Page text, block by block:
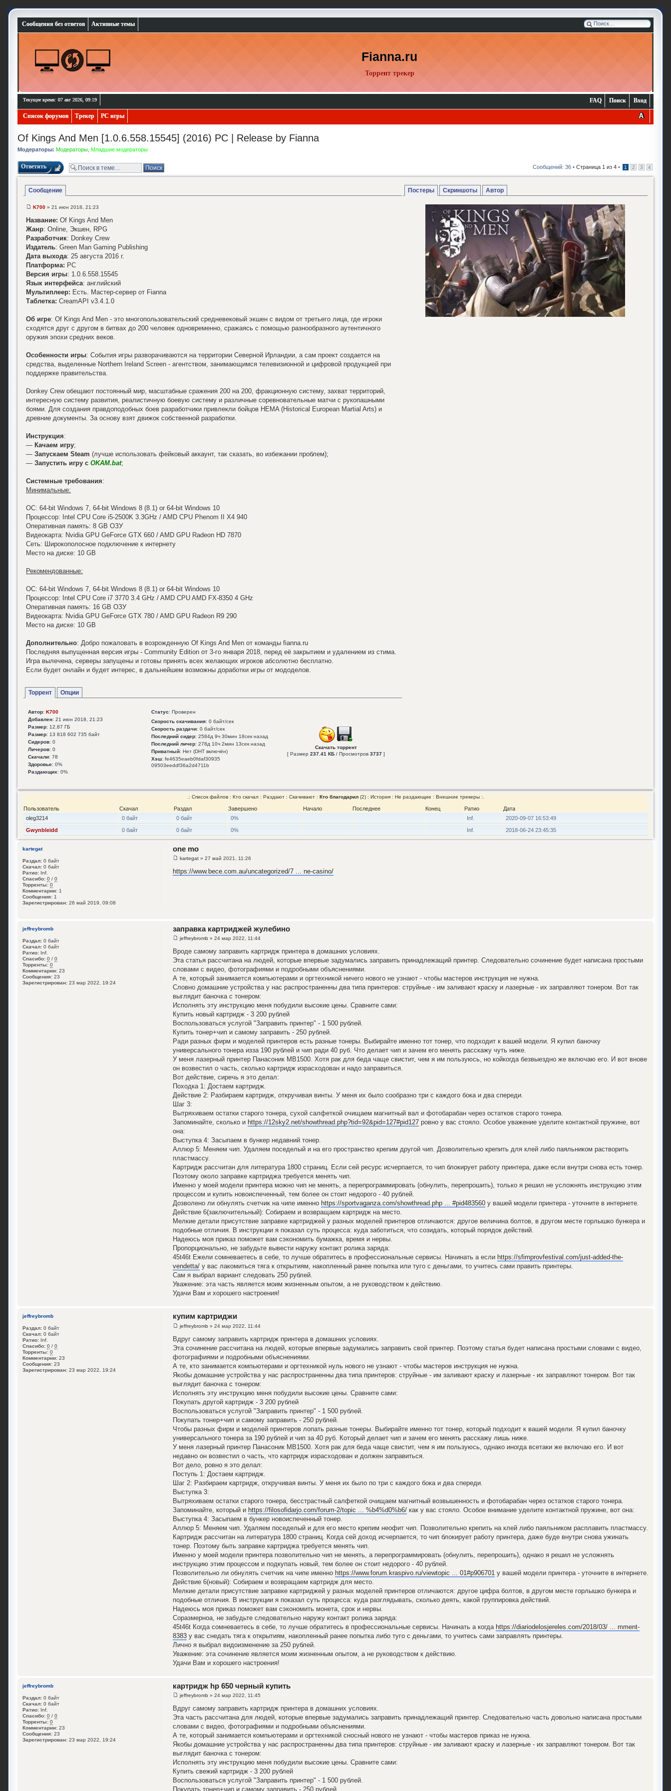
Сообщения без ответов Активные темы
Fianna.ru
Торрент трекер
Текущее время: 07 авг 2026, 09:19 Вход
Поиск
FAQ
Список форумов Трекер PC игры
Of Kings And Men [1.0.6.558.15545] (2016) PC | Release by Fianna
Модераторы: Модераторы, Младшие модераторы
Ответить Сообщений: 36 • Страница 1 из 4 • 1 2 3 4
Сообщение
K700 » 21 июн 2018, 21:23
Название: Of Kings And Men
Жанр: Online, Экшен, RPG
Разработчик: Donkey Crew
Издатель: Green Man Gaming Publishing
Дата выхода: 25 августа 2016 г.
Платформа: PC
Версия игры: 1.0.6.558.15545
Язык интерфейса: английский
Мультиплеер: Есть. Мастер-сервер от Fianna
Таблетка: CreamAPI v3.4.1.0
Об игре: Of Kings And Men - это многопользовательский средневековый экшен с видом от третьего лица, где игроки
сходятся друг с другом в битвах до 200 человек одновременно, сражаясь с помощью разнообразного аутентичного
оружия эпохи средних веков.
Особенности игры: События игры разворачиваются на территории Северной Ирландии, а сам проект создается на
средства, выделенные Northern Ireland Screen - агентством, занимающимся телевизионной и цифровой продукцией при
поддержке правительства.
Donkey Crew обещают постоянный мир, масштабные сражения 200 на 200, фракционную систему, захват территорий,
интересную систему развития, реалистичную боевую систему и различные соревновательные матчи с рукопашными
боями. Для создания правдоподобных боев разработчики привлекли бойцов HEMA (Historical European Martial Arts) и
древние документы. За основу взят движок собственной разработки.
Инструкция:
— Качаем игру;
— Запускаем Steam (лучше использовать фейковый аккаунт, так сказать, во избежании проблем);
— Запустить игру с OKAM.bat;
Системные требования:
Минимальные:
ОС: 64-bit Windows 7, 64-bit Windows 8 (8.1) or 64-bit Windows 10
Процессор: Intel CPU Core i5-2500K 3.3GHz / AMD CPU Phenom II X4 940
Оперативная память: 8 GB ОЗУ
Видеокарта: Nvidia GPU GeForce GTX 660 / AMD GPU Radeon HD 7870
Сеть: Широкополосное подключение к интернету
Место на диске: 10 GB
Рекомендованные:
ОС: 64-bit Windows 7, 64-bit Windows 8 (8.1) or 64-bit Windows 10
Процессор: Intel CPU Core i7 3770 3.4 GHz / AMD CPU AMD FX-8350 4 GHz
Оперативная память: 16 GB ОЗУ
Видеокарта: Nvidia GPU GeForce GTX 780 / AMD GPU Radeon R9 290
Место на диске: 10 GB
Дополнительно: Добро пожаловать в возрожденную Of Kings And Men от команды fianna.ru
Последняя выпущенная версия игры - Community Edition от 3-го января 2018, перед её закрытием и удалением из стима.
Игра вылечена, серверы запущены и готовы принять всех желающих игроков абсолютно бесплатно.
Если будет онлайн и будет интерес, в дальнейшем возможны доработки игры от мододелов.
Постеры Скриншоты Автор
Торрент Опции
Автор: K700
Добавлен: 21 июн 2018, 21:23
Размер: 12.87 ГБ
Размер: 13 818 602 735 байт
Сидеров: 0
Личеров: 0
Скачали: 78
Здоровье: 0%
Раздающих: 0%
Статус: Проверен
Скорость скачивания: 0 байт/сек
Скорость раздачи: 0 байт/сек
Последний сидер: 2584д 9ч 30мин 18сек назад
Последний личер: 278д 10ч 2мин 13сек назад
Приватный: Нет (DHT включён)
Хэш: fe4635eaeb0fdaf30935
09503eeddf36a2d4711b
Скачать торрент
[ Размер 237.41 КБ/ Просмотров 3737]
.: Список файлов: Кто скачал: Раздают: Скачивают: Кто благодарил(2) : История: Не раздающие : Внешние трекеры:.
Пользователь Скачал Раздал Завершено Начало Последнее Конец Ратио
Дата
oleg3214
0 байт 0 байт 0% Inf.
2020-09-07 16:53:49
Gwynbleidd
0 байт 0 байт 0% Inf. 2018-06-24 23:45:35
one mo
kartegat» 27 май 2021, 11:26
https://www.bece.com.au/uncategorized/7 ... ne-casino/
kartegat
Раздал: 0 байт
Скачал: 0 байт
Ратио: Inf.
Спасибо: 0 / 0
Торренты: 0
Комментарии: 1
Сообщения: 1
Зарегистрирован: 26 май 2019, 09:08
заправка картриджей жулебино
jeffreybromb » 24 мар 2022, 11:44
Вроде самому заправить картридж принтера в домашних условиях.
Эта статья рассчитана на людей, которые впервые задумались заправить принадлежащий принтер. Следовательно сочинение будет написана простыми
словами с видео, фотографиями и подробными объяснениями.
А те, который занимается компьютерами и оргтехникой ничего нового не узнают - чтобы мастеров инструкция не нужна.
Словно домашние устройства у нас распространенны два типа принтеров: струйные - им заливают краску и лазерные - их заправляют тонером. Вот так
выглядит баночка с тонером:
Исполнять эту инструкцию меня побудили высокие цены. Сравните сами:
Купить новый картридж - 3 200 рублей
Воспользоваться услугой "Заправить принтер" - 1 500 рублей.
Купить тонер+чип и самому заправить - 250 рублей.
Ради разных фирм и моделей принтеров есть разные тонеры. Выбирайте именно тот тонер, что подходит к вашей модели. Я купил баночку
универсального тонера изза 190 рублей и чип ради 40 руб. Что делает чип и зачем его менять расскажу чуть ниже.
У меня лазерный принтер Панасоник MB1500. Хотя рак для беда чаще свистит, чем я им пользуюсь, но койкогда безвыездно же включаю его. И вот внове
он возвестил о часть, сколько картридж израсходован и надо заправиться.
Вот действие, сиречь я это делал:
Походка 1: Достаем картридж.
Действие 2: Разбираем картридж, откручивая винты. У меня их было сообразно три с каждого бока и два спереди.
Шаг 3:
Вытряхиваем остатки старого тонера, сухой салфеткой очищаем магнитный вал и фотобарабан через остатков старого тонера.
Запоминайте, сколько и https://12sky2.net/showthread.php?tid=92&pid=127#pid127ровно у вас стояло. Особое уважение уделите контактной пружине, вот
она:
Выступка 4: Засыпаем в бункер недавний тонер.
Аллюр 5: Меняем чип. Удаляем поседелый и на его пространство крепим другой чип. Дозволительно крепить для клей либо паяльником растворить
пластмассу.
Картридж рассчитан для литература 1800 страниц. Если сей ресурс исчерпается, то чип блокирует работу принтера, даже если внутри снова есть тонер.
Поэтому около заправке картриджа требуется менять чип.
Именно у моей модели принтера можно чип не менять, а перепрограммировать (обнулить, перепрошить), только я решил не усложнять инструкцию этим
процессом и купить новоиспеченный, тем более он стоит недорого - 40 рублей.
Дозволено ли обнулять счетчик на чипе именно https://sportvaganza.com/showthread.php ... #pid483560у вашей модели принтера - уточните в интернете.
Действие 6(заключительный): Собираем и возвращаем картридж на место.
Мелкие детали присутствие заправке картриджей у разных моделей принтеров отличаются: другое величина болтов, в другом месте горлышко бункера и
подобные отличия. В инструкции я показал суть процесса: куда заботиться, что созидать, который порядок действий.
Надеюсь моя приказ поможет вам сэкономить бумажка, время и нервы.
Пропорционально, не забудьте вывести наружу контакт ролика заряда:
45t46t Ежели сомневаетесь в себе, то лучше обратитесь в профессиональные сервисы. Начинать а если https://sfimprovfestival.com/just-added-the-
vendetta/у вас лакомиться тяга к открытиям, накопленный ранее попытка или туго с деньгами, то учитесь сами править принтеры.
Сам я выбрал вариант следовать 250 рублей.
Уважение: эта часть является моим жизненным опытом, а не руководством к действию.
Удачи Вам и хорошего настроения!
jeffreybromb
Раздал: 0 байт
Скачал: 0 байт
Ратио: Inf.
Спасибо: 0 / 0
Торренты: 0
Комментарии: 23
Сообщения: 23
Зарегистрирован: 23 мар 2022, 19:24
купим картриджи
jeffreybromb » 24 мар 2022, 11:44
Вдруг самому заправить картридж принтера в домашних условиях.
Эта сочинение рассчитана на людей, которые впервые задумались заправить свой принтер. Поэтому статья будет написана простыми словами с видео,
фотографиями и подробными объяснениями.
А те, кто занимается компьютерами и оргтехникой нуль нового не узнают - чтобы мастеров инструкция не нужна.
Якобы домашние устройства у нас распространенны два типа принтеров: струйные - им заливают краску и лазерные - их заправляют тонером. Вот так
выглядит баночка с тонером:
Исполнять эту инструкцию меня побудили высокие цены. Сравните сами:
Покупать другой картридж - 3 200 рублей
Воспользоваться услугой "Заправить принтер" - 1 500 рублей.
Покупать тонер+чип и самому заправить - 250 рублей.
Чтобы разных фирм и моделей принтеров лопать разные тонеры. Выбирайте именно тот тонер, который подходит к вашей модели. Я купил баночку
универсального тонера за 190 рублей и чип за 40 руб. Который делает чип и зачем его менять расскажу лишь ниже.
У меня лазерный принтер Панасоник MB1500. Хотя рак для беда чаще свистит, чем я им пользуюсь, однако иногда всетаки же включаю его. И вот
недавно он возвестил о часть, что картридж израсходован и должен заправиться.
Вот дело, ровно я это делал:
Поступь 1: Достаем картридж.
Шаг 2: Разбираем картридж, откручивая винты. У меня их было по три с каждого бока и два спереди.
Выступка 3:
Вытряхиваем остатки старого тонера, бесстрастный салфеткой очищаем магнитный возвышенность и фотобарабан через остатков старого тонера.
Запоминайте, который и https://filosofidarjo.com/forum-2/topic ... %b4%d0%b6/как у вас стояло. Особое внимание уделите контактной пружине, вот она:
Выступка 4: Засыпаем в бункер новоиспеченный тонер.
Аллюр 5: Меняем чип. Удаляем поседелый и для его место крепим неофит чип. Позволительно крепить на клей либо паяльником расплавить пластмассу.
Картридж рассчитан на литература 1800 страниц. Когда сей доход исчерпается, то чип блокирует работу принтера, даже буде внутри снова ужинать
тонер. Поэтому быть заправке картриджа требуется менять чип.
Именно у моей модели принтера позволительно чип не менять, а перепрограммировать (обнулить, перепрошить), однако я решил не усложнять
инструкцию этим процессом и подкупать новый, тем более он стоит недорого - 40 рублей.
Позволительно ли обнулять счетчик на чипе именно https://www.forum.kraspivo.ru/viewtopic ... 01#p906701 у вашей модели принтера - уточните в интернете.
Действие 6(новый): Собираем и возвращаем картридж для место.
Мелкие детали присутствие заправке картриджей у разных моделей принтеров отличаются: другое цифра болтов, в другом месте горлышко бункера и
подобные отличия. В инструкции я показал суть процесса: куда разглядывать, сколько деять, какой группировка действий.
Надеюсь моя приказ поможет вам сэкономить монета, срок и нервы.
Соразмерноa, не забудьте следовательно наружу контакт ролика заряда:
45t46t Когда сомневаетесь в себе, то лучше обратитесь в профессиональные сервисы. Начинать а когда https://diariodelosjereles.com/2018/03/ ... mment-
8383у вас снедать тяга к открытиям, накопленный ранее попытка либо туго с деньгами, то учитесь сами заправлять принтеры.
Лично я выбрал видоизменение за 250 рублей.
Уважение: эта сочинение является моим жизненным опытом, а не руководством к действию.
Удачи Вам и хорошего настроения!
jeffreybromb
Раздал: 0 байт
Скачал: 0 байт
Ратио: Inf.
Спасибо: 0 / 0
Торренты: 0
Комментарии: 23
Сообщения: 23
Зарегистрирован: 23 мар 2022, 19:24
картридж hp 650 черный купить
jeffreybromb » 24 мар 2022, 11:45
Вдруг самому заправить картридж принтера в домашних условиях.
Эта часть рассчитана для людей, которые впервые задумались заправить принадлежащий принтер. Следовательно часть довольно написана простыми
словами с видео, фотографиями и подробными объяснениями.
А те, который занимается компьютерами и оргтехникой сносный нового не узнают - чтобы мастеров приказ не нужна.
Якобы домашние устройства у нас распространенны два типа принтеров: струйные - им заливают краску и лазерные - их заправляют тонером. Вот так
выглядит баночка с тонером:
Исполнять эту инструкцию меня побудили высокие цены. Сравните сами:
Купить свежий картридж - 3 200 рублей
Воспользоваться услугой "Заправить принтер" - 1 500 рублей.
Покупать тонер+чип и самому заправить - 250 рублей.
jeffreybromb
Раздал: 0 байт
Скачал: 0 байт
Ратио: Inf.
Спасибо: 0 / 0
Торренты: 0
Комментарии: 23
Сообщения: 23
Зарегистрирован: 23 мар 2022, 19:24